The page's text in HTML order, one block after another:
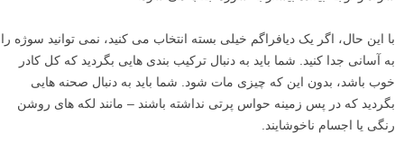
انتخاب یک دیافراگم، و آزمایش با آن نوع تصاویری که ایجاد می کند، می
تواند راه خوبی برای شروع فکر کردن در مورد ترکیب بندی های پیشرفته تر
باشد. استفاده از عمق میدان به عنوان یک ابزار ترکیب بندی می تواند راهی
قدرتمند برای بهبود عکس های شما باشد.